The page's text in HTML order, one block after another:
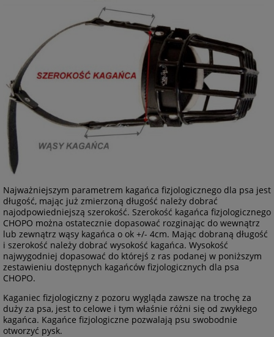
Najważniejszym parametrem kagańca fizjologicznego dla psa jest
długość, mając już zmierzoną długość należy dobrać
najodpowiedniejszą szerokość. Szerokość kagańca fizjologicznego
CHOPO można ostatecznie dopasować rozginając do wewnątrz
lub zewnątrz wąsy kagańca o ok +/- 4cm. Mając dobraną długość
i szerokość należy dobrać wysokość kagańca. Wysokość
najwygodniej dopasować do którejś z ras podanej w poniższym
zestawieniu dostępnych kagańców fizjologicznych dla psa
CHOPO.
Kaganiec fizjologiczny z pozoru wygląda zawsze na trochę za
duży za psa, jest to celowe i tym właśnie różni się od zwykłego
kagańca. Kagańce fizjologiczne pozwalają psu swobodnie
otworzyć pysk.